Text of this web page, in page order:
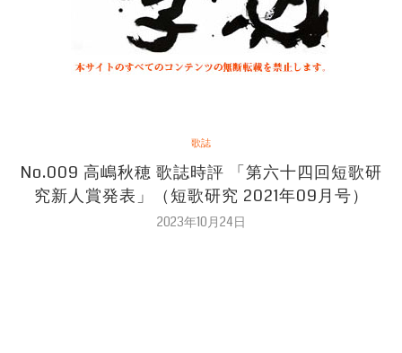
歌誌
No.009 高嶋秋穂 歌誌時評 「第六十四回短歌研
究新人賞発表」（短歌研究 2021年09月号）
2023年10月24日